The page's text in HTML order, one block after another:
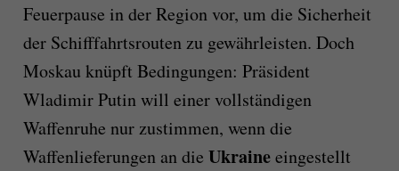
Feuerpause in der Region vor, um die Sicherheit
der Schifffahrtsrouten zu gewährleisten. Doch
Moskau knüpft Bedingungen: Präsident
Wladimir Putin will einer vollständigen
Waffenruhe nur zustimmen, wenn die
Waffenlieferungen an die Ukraineeingestellt